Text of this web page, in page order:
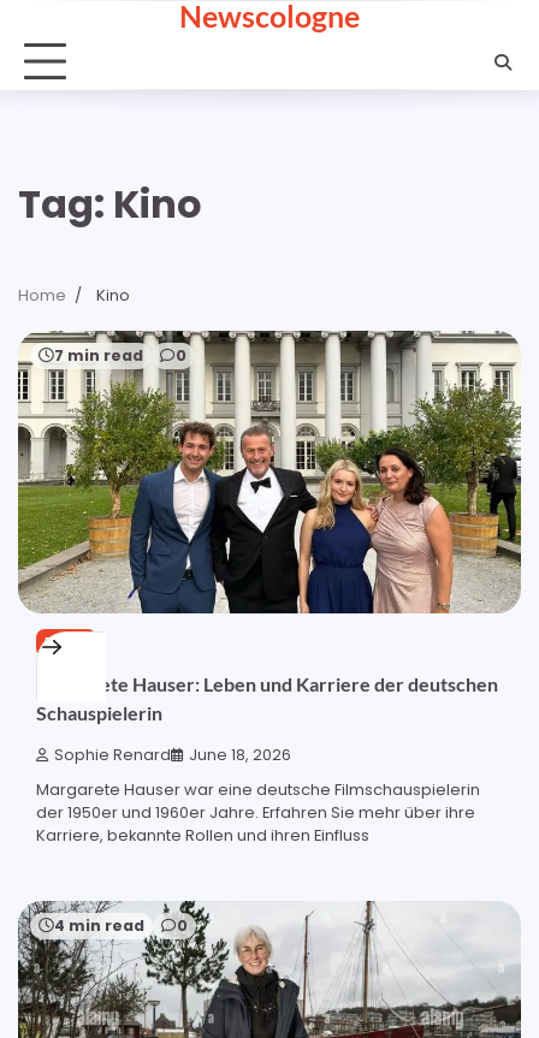
content
Newscologne
Tag: Kino
Home Kino
7 min read 0
BLOG
Margarete Hauser: Leben und Karriere der deutschen
Schauspielerin
Sophie Renard June 18, 2026
Margarete Hauser war eine deutsche Filmschauspielerin
der 1950er und 1960er Jahre. Erfahren Sie mehr über ihre
Karriere, bekannte Rollen und ihren Einfluss
4 min read 0